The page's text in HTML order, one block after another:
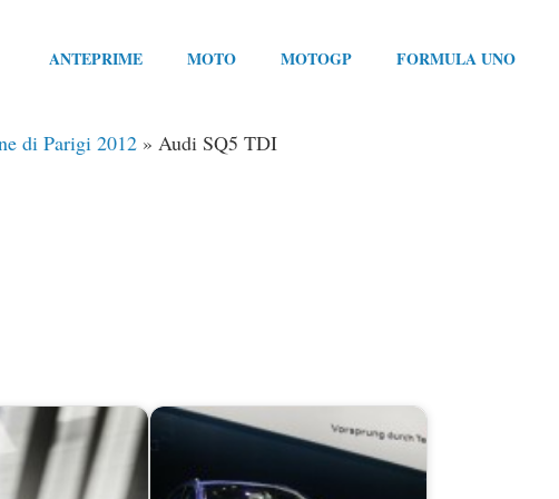
ANTEPRIME MOTO MOTOGP FORMULA UNO
di Parigi 2012 » Audi SQ5 TDI